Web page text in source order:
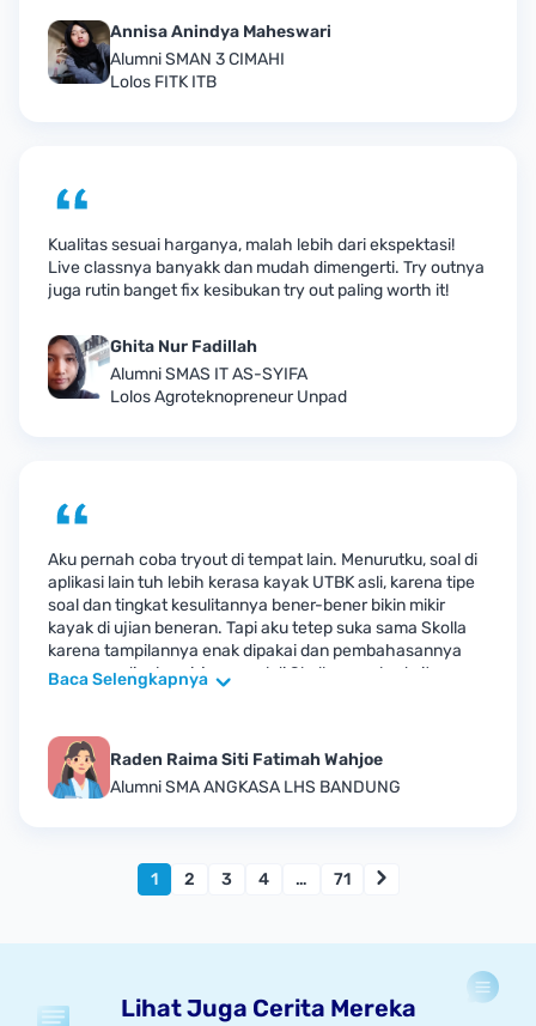
Annisa Anindya Maheswari
Alumni SMAN 3 CIMAHI
Lolos FITK ITB
Kualitas sesuai harganya, malah lebih dari ekspektasi!
Live classnya banyakk dan mudah dimengerti. Try outnya
juga rutin banget fix kesibukan try out paling worth it!
Ghita Nur Fadillah
Alumni SMAS IT AS-SYIFA
Lolos Agroteknopreneur Unpad
Aku pernah coba tryout di tempat lain. Menurutku, soal di
aplikasi lain tuh lebih kerasa kayak UTBK asli, karena tipe
soal dan tingkat kesulitannya bener-bener bikin mikir
kayak di ujian beneran. Tapi aku tetep suka sama Skolla
karena tampilannya enak dipakai dan pembahasannya
gampang dipahami, juga soal di Skolla ga sebeda itu sama
yang susah banget. Tapi semenjak dikenalin Skolla melalui
program kerjasama Skolla dengan sekolah aku, aku jadi
lebih enjoy belajar. Tryout-nya nggak cuma soal, tapi ada
aku lebih keliatan. Makasih banget buat Skolla yang udah
membantu aku meningkatkan skill
Baca Selengkapnya
Raden Raima Siti Fatimah Wahjoe
Alumni SMA ANGKASA LHS BANDUNG
1 2 3 4 … 71
Lihat Juga Cerita Mereka